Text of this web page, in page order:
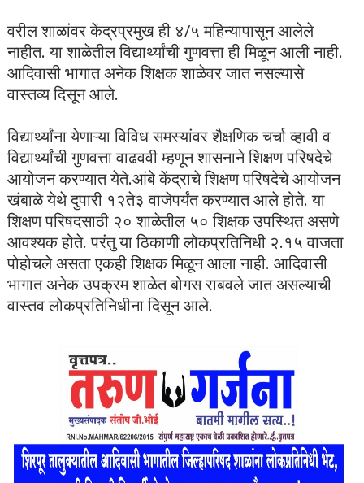
वरील शाळांवर केंद्रप्रमुख ही ४/५ महिन्यापासून आलेले
नाहीत. या शाळेतील विद्यार्थ्यांची गुणवत्ता ही मिळून आली नाही.
आदिवासी भागात अनेक शिक्षक शाळेवर जात नसल्यासे
वास्तव्य दिसून आले.
विद्यार्थ्यांना येणाऱ्या विविध समस्यांवर शैक्षणिक चर्चा व्हावी व
विद्यार्थ्यांची गुणवत्ता वाढववी म्हणून शासनाने शिक्षण परिषदेचे
आयोजन करण्यात येते.आंबे केंद्राचे शिक्षण परिषदेचे आयोजन
खंबाळे येथे दुपारी १२ते३ वाजेपर्यंत करण्यात आले होते. या
शिक्षण परिषदसाठी २० शाळेतील ५० शिक्षक उपस्थित असणे
आवश्यक होते. परंतु या ठिकाणी लोकप्रतिनिधी २.१५ वाजता
पोहोचले असता एकही शिक्षक मिळून आला नाही. आदिवासी
भागात अनेक उपक्रम शाळेत बोगस राबवले जात असल्याची
वास्तव लोकप्रतिनिधीना दिसून आले.